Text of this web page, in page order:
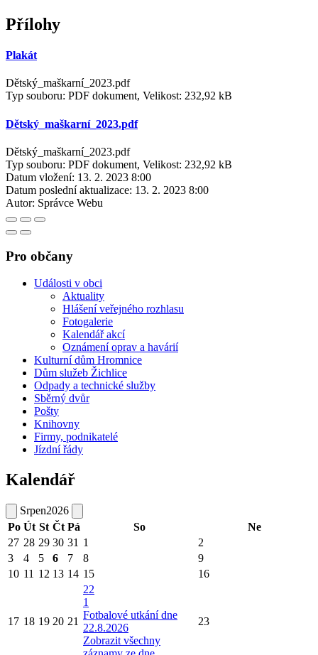
Přílohy
Plakát
Dětský_maškarní_2023.pdf
Typ souboru: PDF dokument, Velikost: 232,92 kB
Dětský_maškarní_2023.pdf
Dětský_maškarní_2023.pdf
Typ souboru: PDF dokument, Velikost: 232,92 kB
Datum vložení: 13. 2. 2023 8:00
Datum poslední aktualizace: 13. 2. 2023 8:00
Autor: Správce Webu
Pro občany
Události v obci
Aktuality
Hlášení veřejného rozhlasu
Fotogalerie
Kalendář akcí
Oznámení oprav a havárií
Kulturní dům Hromnice
Dům služeb Žichlice
Odpady a technické služby
Sběrný dvůr
Pošty
Knihovny
Firmy, podnikatelé
Jízdní řády
Kalendář
Srpen2026
Po Út St Čt Pá So
Ne
27 28 29 30 31 1
2
3
4 5 6 7 8
9
10 11 12 13 14 15 16
17 18 19 20 21
22
1
Fotbalové utkání dne
22.8.2026
Zobrazit všechny
23